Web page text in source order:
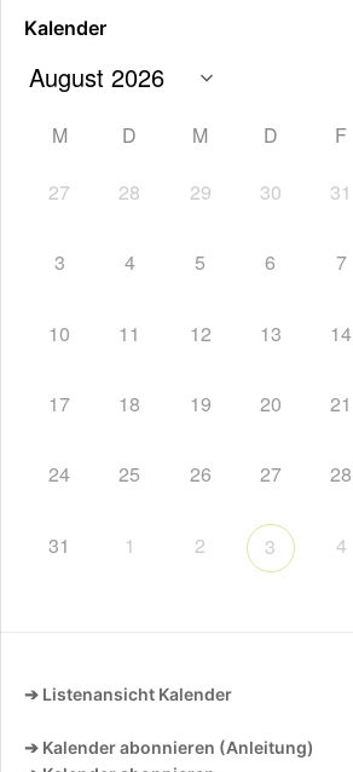
Kalender
M D M D F
27 28 29 30 31
3 4 5 6 7
10 11 12 13 14
17 18 19 20 21
24 25 26 27 28
31 1 2 3 4
➔ Listenansicht Kalender
➔ Kalender abonnieren (Anleitung)